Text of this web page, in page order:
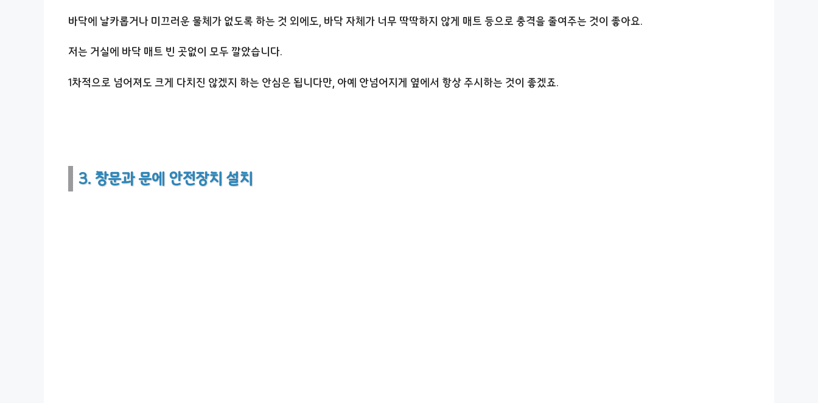
바닥에 날카롭거나 미끄러운 물체가 없도록 하는 것 외에도, 바닥 자체가 너무 딱딱하지 않게 매트 등으로 충격을 줄여주는 것이 좋아요.
저는 거실에 바닥 매트 빈 곳없이 모두 깔았습니다.
1차적으로 넘어져도 크게 다치진 않겠지 하는 안심은 됩니다만, 아예 안넘어지게 옆에서 항상 주시하는 것이 좋겠죠.
3. 창문과 문에 안전장치 설치